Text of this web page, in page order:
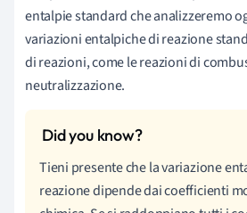
entalpie standard che analizzeremo
variazioni entalpiche di reazione
di reazioni, come le reazioni di
neutralizzazione.
Tieni presente che la variazione
reazione dipende dai coefficienti